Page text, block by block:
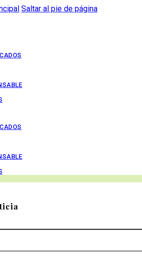
Saltar al pie de página